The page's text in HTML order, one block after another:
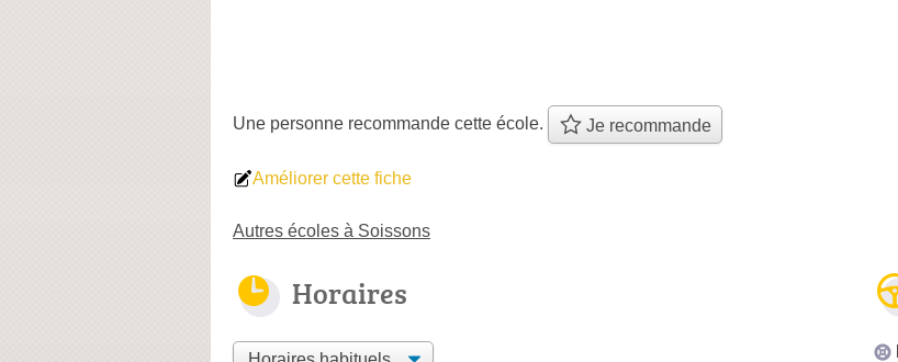
Une personne recommande cette école. Je recommande
Améliorer cette fiche
Autres écoles à Soissons
Horaires